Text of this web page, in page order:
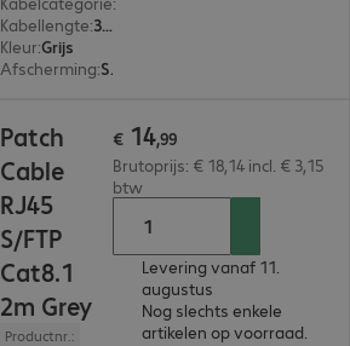
Kabellengte: 3 m
Kleur:Grijs
Afscherming: S/FTP (PIMF)
Patch
Cable
RJ45
S/FTP
Cat8.1
2m Grey
Productnr.:
€ 14,99
Brutoprijs: € 18,14 incl. € 3,15
btw
Levering vanaf 11.
augustus
Nog slechts enkele
artikelen op voorraad.